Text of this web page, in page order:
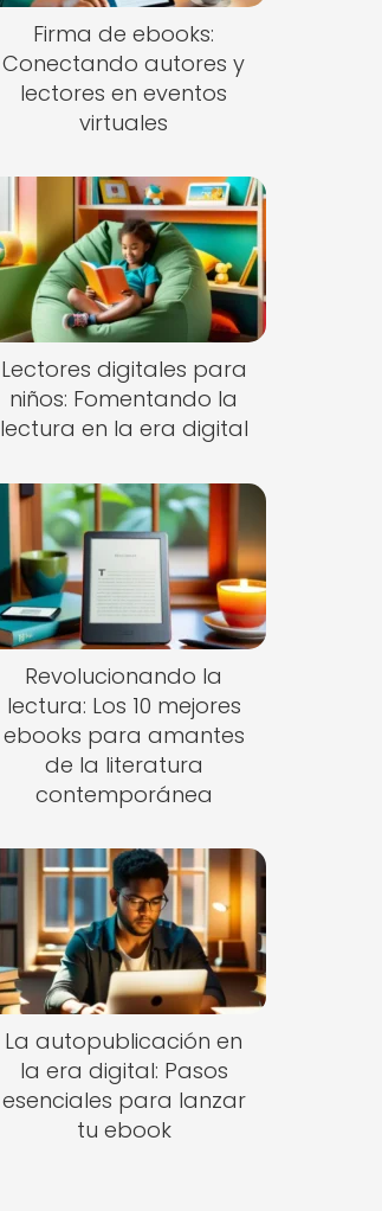
Firma de ebooks:
Conectando autores y
lectores en eventos
virtuales
Lectores digitales para
niños: Fomentando la
lectura en la era digital
Revolucionando la
lectura: Los 10 mejores
ebooks para amantes
de la literatura
contemporánea
La autopublicación en
la era digital: Pasos
esenciales para lanzar
tu ebook